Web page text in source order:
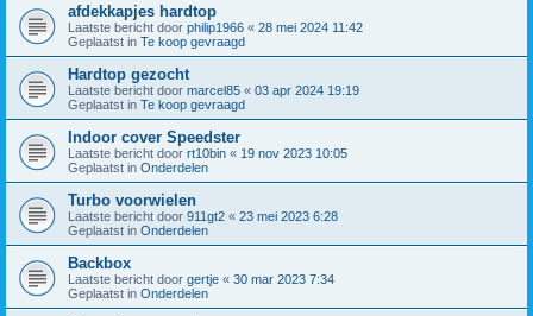
afdekkapjes hardtop
Laatste bericht door philip1966 « 28 mei 2024 11:42
Geplaatst in Te koop gevraagd
Hardtop gezocht
Laatste bericht door marcel85 « 03 apr 2024 19:19
Geplaatst in Te koop gevraagd
Indoor cover Speedster
Laatste bericht door rt10bin « 19 nov 2023 10:05
Geplaatst in Onderdelen
Turbo voorwielen
Laatste bericht door 911gt2 « 23 mei 2023 6:28
Geplaatst in Onderdelen
Backbox
Laatste bericht door gertje « 30 mar 2023 7:34
Geplaatst in Onderdelen